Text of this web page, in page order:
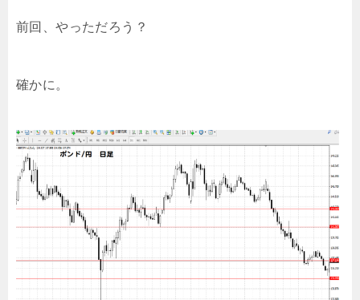
前回、やっただろう？
確かに。